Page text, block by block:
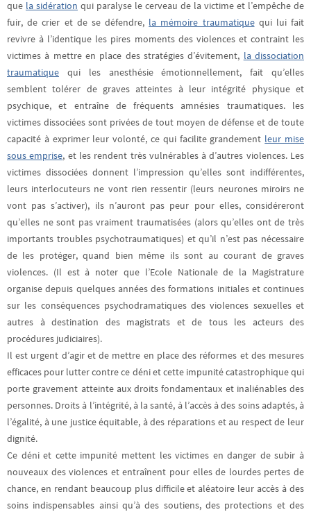
que la sidération qui paralyse le cerveau de la victime et l’empêche de
fuir, de crier et de se défendre, la mémoire traumatiquequi lui fait
revivre à l’identique les pires moments des violences et contraint les
victimes à mettre en place des stratégies d’évitement, la dissociation
traumatique qui les anesthésie émotionnellement, fait qu’elles
semblent tolérer de graves atteintes à leur intégrité physique et
psychique, et entraîne de fréquents amnésies traumatiques. les
victimes dissociées sont privées de tout moyen de défense et de toute
capacité à exprimer leur volonté, ce qui facilite grandement leur mise
sous emprise, et les rendent très vulnérables à d’autres violences. Les
victimes dissociées donnent l’impression qu’elles sont indifférentes,
leurs interlocuteurs ne vont rien ressentir (leurs neurones miroirs ne
vont pas s’activer), ils n’auront pas peur pour elles, considéreront
qu’elles ne sont pas vraiment traumatisées (alors qu’elles ont de très
importants troubles psychotraumatiques) et qu’il n’est pas nécessaire
de les protéger, quand bien même ils sont au courant de graves
violences. (Il est à noter que l’Ecole Nationale de la Magistrature
organise depuis quelques années des formations initiales et continues
sur les conséquences psychodramatiques des violences sexuelles et
autres à destination des magistrats et de tous les acteurs des
procédures judiciaires).
Il est urgent d’agir et de mettre en place des réformes et des mesures
efficaces pour lutter contre ce déni et cette impunité catastrophique qui
porte gravement atteinte aux droits fondamentaux et inaliénables des
personnes. Droits à l’intégrité, à la santé, à l’accès à des soins adaptés, à
l’égalité, à une justice équitable, à des réparations et au respect de leur
dignité.
Ce déni et cette impunité mettent les victimes en danger de subir à
nouveaux des violences et entraînent pour elles de lourdes pertes de
chance, en rendant beaucoup plus difficile et aléatoire leur accès à des
soins indispensables ainsi qu’à des soutiens, des protections et des